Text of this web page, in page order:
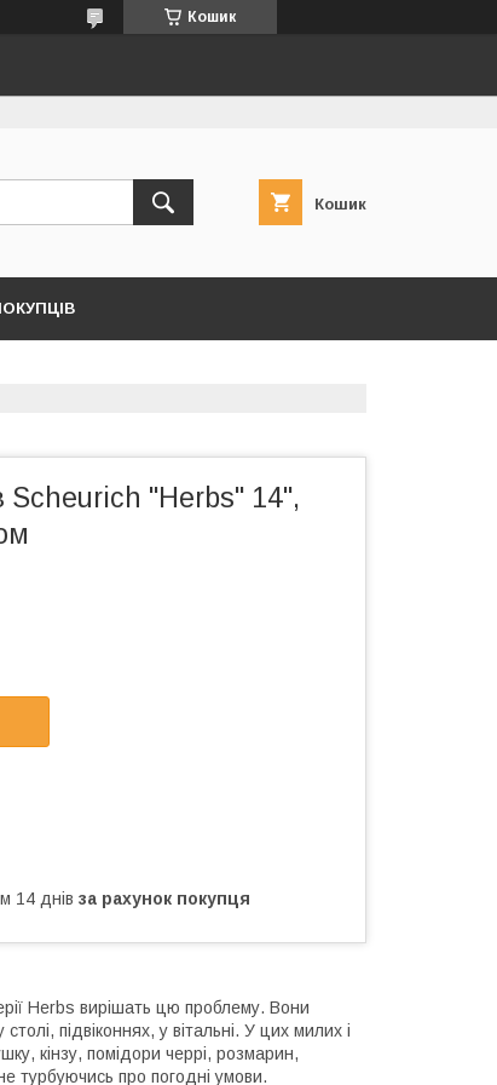
Кошик
Кошик
Scheurich "Herbs" 14",
14 днів за рахунок покупця
Herbs вирішать цю проблему. Вони
підвіконнях, у вітальні. У цих милих і
кінзу, помідори черрі, розмарин,
турбуючись про погодні умови.